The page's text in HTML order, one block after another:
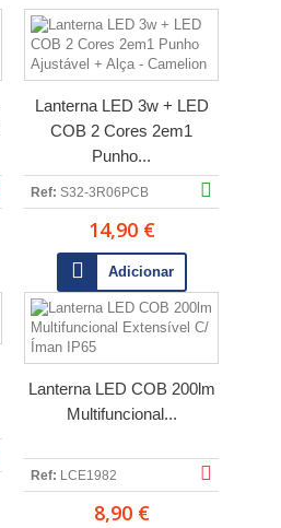
Lanterna LED 3w + LED
COB 2 Cores 2em1
Punho...
Ref: S32-3R06PCB
14,90 €
Adicionar
Lanterna LED COB 200lm
Multifuncional...
Ref: LCE1982
8,90 €